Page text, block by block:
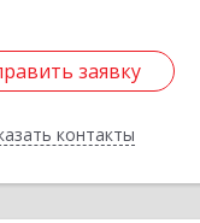
заявку
контакты
заявку
Назад